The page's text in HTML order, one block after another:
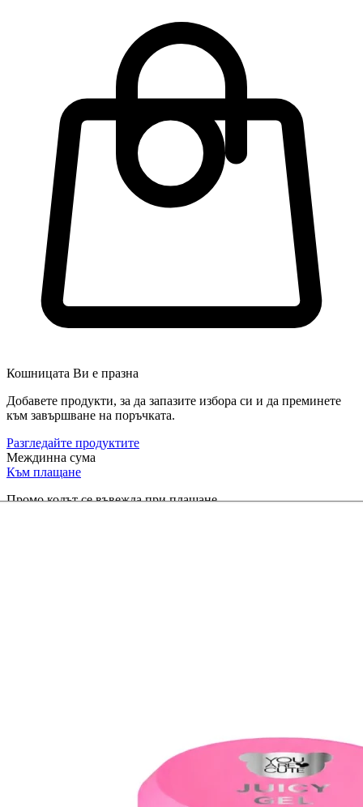
Кошницата Ви е празна
Добавете продукти, за да запазите избора си и да преминете
към завършване на поръчката.
Разгледайте продуктите
Междинна сума
Към плащане
Промо кодът се въвежда при плащане.